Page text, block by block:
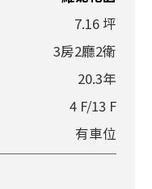
7.16 坪
3房2廳2衛
20.3年
4 F/13 F
有車位